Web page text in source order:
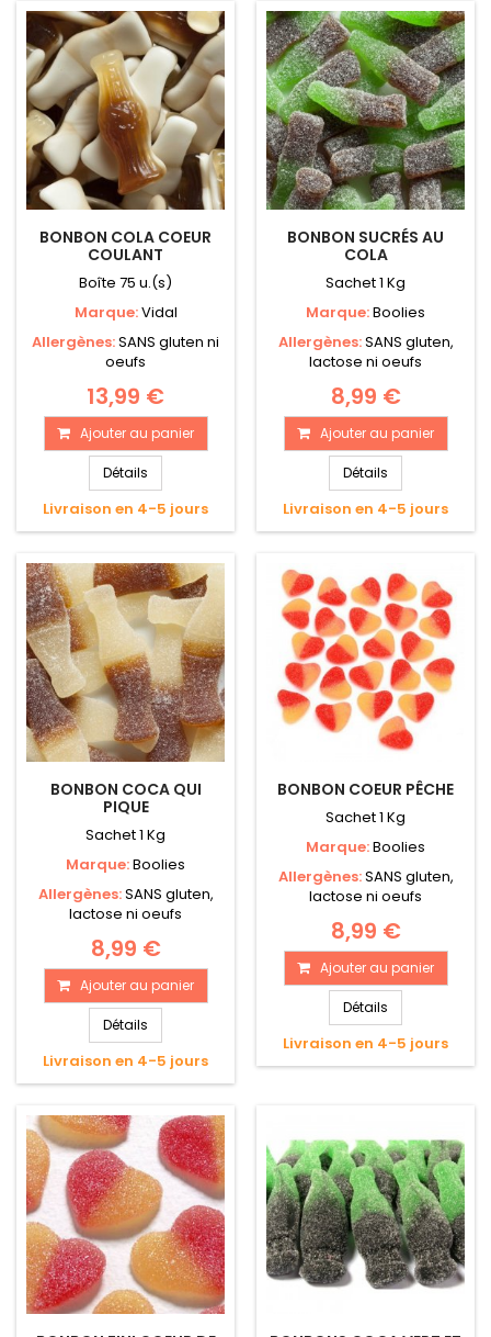
BONBON COLA COEUR
COULANT
Boîte 75 u.(s)
Marque:Vidal
Allergènes:SANS gluten ni
oeufs
13,99 €
Ajouter au panier
Détails
Livraison en 4-5 jours
BONBON SUCRÉS AU
COLA
Sachet 1 Kg
Marque:Boolies
Allergènes:SANS gluten,
lactose ni oeufs
8,99 €
Ajouter au panier
Détails
Livraison en 4-5 jours
BONBON COCA QUI
PIQUE
Sachet 1 Kg
Marque:Boolies
Allergènes:SANS gluten,
lactose ni oeufs
8,99 €
Ajouter au panier
Détails
Livraison en 4-5 jours
BONBON COEUR PÊCHE
Sachet 1 Kg
Marque:Boolies
Allergènes:SANS gluten,
lactose ni oeufs
8,99 €
Ajouter au panier
Détails
Livraison en 4-5 jours